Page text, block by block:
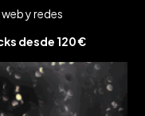
y redes
desde 120 €